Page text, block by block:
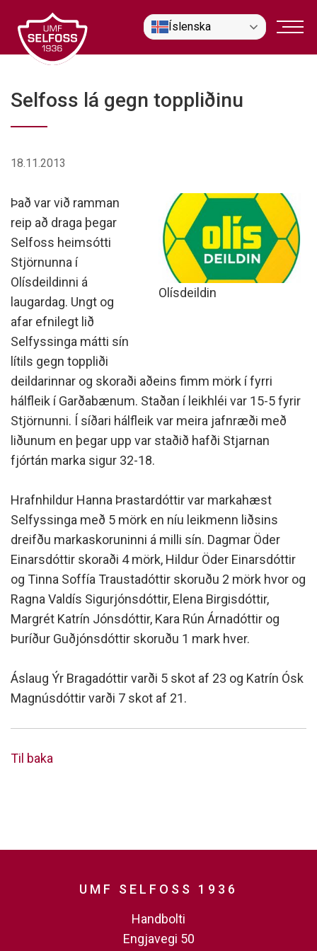
efni
Íslenska
Selfoss lá gegn toppliðinu
18.11.2013
Olísdeildin
Það var við ramman
reip að draga þegar
Selfoss heimsótti
Stjörnunna í
Olísdeildinni á
laugardag. Ungt og
afar efnilegt lið
Selfyssinga mátti sín
lítils gegn toppliði
deildarinnar og skoraði aðeins fimm mörk í fyrri
hálfleik í Garðabænum. Staðan í leikhléi var 15-5 fyrir
Stjörnunni. Í síðari hálfleik var meira jafnræði með
liðunum en þegar upp var staðið hafði Stjarnan
fjórtán marka sigur 32-18.
Hrafnhildur Hanna Þrastardóttir var markahæst
Selfyssinga með 5 mörk en níu leikmenn liðsins
dreifðu markaskoruninni á milli sín. Dagmar Öder
Einarsdóttir skoraði 4 mörk, Hildur Öder Einarsdóttir
og Tinna Soffía Traustadóttir skoruðu 2 mörk hvor og
Ragna Valdís Sigurjónsdóttir, Elena Birgisdóttir,
Margrét Katrín Jónsdóttir, Kara Rún Árnadóttir og
Þuríður Guðjónsdóttir skoruðu 1 mark hver.
Áslaug Ýr Bragadóttir varði 5 skot af 23 og Katrín Ósk
Magnúsdóttir varði 7 skot af 21.
Til baka
UMF SELFOSS 1936
Handbolti
Engjavegi 50